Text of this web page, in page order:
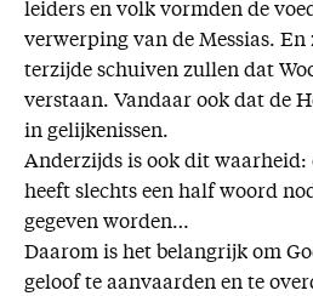
leiders en volk vormden de
verwerping van de Messias. En
terzijde schuiven zullen dat
verstaan. Vandaar ook dat de
in gelijkenissen.
Anderzijds is ook dit waarheid:
heeft slechts een half woord
gegeven worden…
Daarom is het belangrijk om
geloof te aanvaarden en te